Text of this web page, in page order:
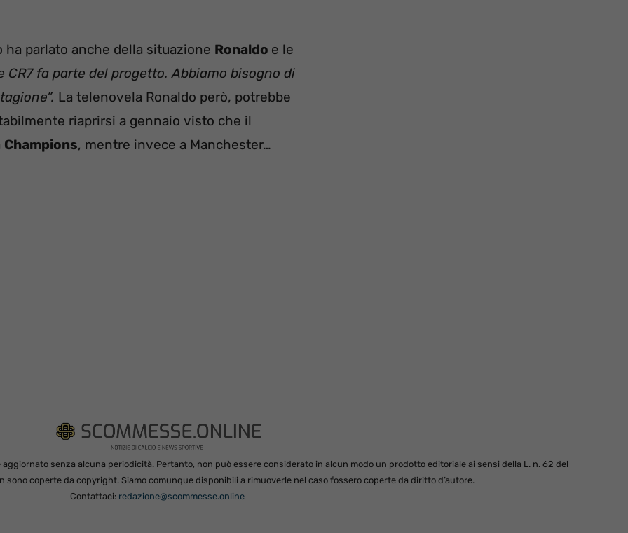
parlato anche della situazione Ronaldo e le
CR7 fa parte del progetto. Abbiamo bisogno di
La telenovela Ronaldo però, potrebbe
riaprirsi a gennaio visto che il
Champions, mentre invece a Manchester…
senza alcuna periodicità. Pertanto, non può essere considerato in alcun modo un prodotto editoriale ai sensi della L. n. 62 del
sono coperte da copyright. Siamo comunque disponibili a rimuoverle nel caso fossero coperte da diritto d’autore.
Contattaci: redazione@scommesse.online